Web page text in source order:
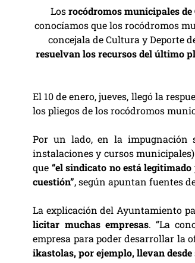
Losrocódromos municipales de
conocíamos que los rocódromos
concejala de Cultura y Deporte
resuelvan los recursos del último
El 10 de enero, jueves, llegó la
los pliegos de los rocódromos
Por un lado, en la impugnación
instalaciones y cursos
que “el sindicato no está
cuestión”, según apuntan fuentes
La explicación del Ayuntamiento
licitar muchas empresas. “La
empresa para poder desarrollar la
ikastolas, por ejemplo, llevan